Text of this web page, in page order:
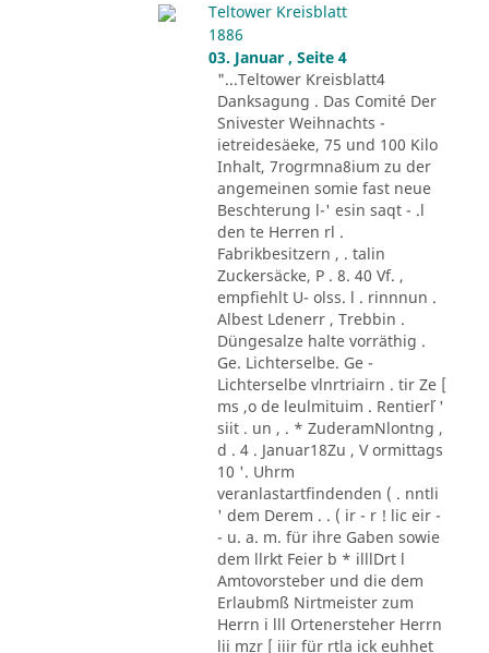
Teltower Kreisblatt
1886
03. Januar , Seite 4
"...Teltower Kreisblatt4
Danksagung . Das Comité Der
Snivester Weihnachts -
ietreidesäeke, 75 und 100 Kilo
Inhalt, 7rogrmna8ium zu der
angemeinen somie fast neue
Beschterung l-' esin saqt - .l
den te Herren rl .
Fabrikbesitzern , . talin
Zuckersäcke, P . 8. 40 Vf. ,
empfiehlt U- olss. l . rinnnun .
Albest Ldenerr , Trebbin .
Düngesalze halte vorräthig .
Ge. Lichterselbe. Ge -
Lichterselbe vlnrtriairn . tir Ze [
ms ,o de leulmituim . Rentier´l '
siit . un , . * ZuderamNlontng ,
d . 4 . Januar18Zu , V ormittags
10 '. Uhrm
veranlastartfindenden ( . nntli
' dem Derem . . ( ir - r ! lic eir -
- u. a. m. für ihre Gaben sowie
dem llrkt Feier b * illlDrt l
Amtovorsteber und die dem
Erlaubmß Nirtmeister zum
Herrn i lll Ortenersteher Herrn
lii mzr [ iiir für rtla ick euhhet